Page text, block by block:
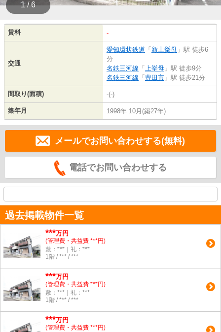
1 / 6
賃料 -
交通
愛知環状鉄道 「 新上挙母 」駅 徒歩6
分
名鉄三河線 「 上挙母 」駅 徒歩9分
名鉄三河線 「 豊田市 」駅 徒歩21分
間取り(面積) -(-)
築年月 1998年 10月(築27年)
メールでお問い合わせする(無料)
電話でお問い合わせする
過去掲載物件一覧
***万円
(管理費・共益費 ***円)
敷：***｜礼：***
1階 / *** / ***
***万円
(管理費・共益費 ***円)
敷：***｜礼：***
1階 / *** / ***
***万円
(管理費・共益費 ***円)